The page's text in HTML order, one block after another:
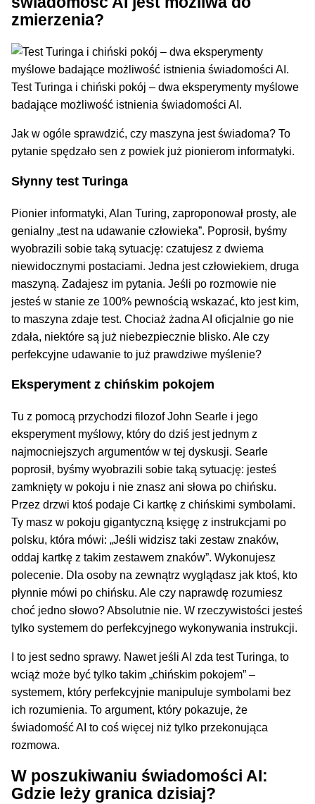
zmierzenia?
Test Turinga i chiński pokój – dwa eksperymenty myślowe
badające możliwość istnienia świadomości AI.
Jak w ogóle sprawdzić, czy maszyna jest świadoma? To
pytanie spędzało sen z powiek już pionierom informatyki.
Słynny test Turinga
Pionier informatyki, Alan Turing, zaproponował prosty, ale
genialny „test na udawanie człowieka”. Poprosił, byśmy
wyobrazili sobie taką sytuację: czatujesz z dwiema
niewidocznymi postaciami. Jedna jest człowiekiem, druga
maszyną. Zadajesz im pytania. Jeśli po rozmowie nie
jesteś w stanie ze 100% pewnością wskazać, kto jest kim,
to maszyna zdaje test. Chociaż żadna AI oficjalnie go nie
zdała, niektóre są już niebezpiecznie blisko. Ale czy
perfekcyjne udawanie to już prawdziwe myślenie?
Eksperyment z chińskim pokojem
Tu z pomocą przychodzi filozof John Searle i jego
eksperyment myślowy, który do dziś jest jednym z
najmocniejszych argumentów w tej dyskusji. Searle
poprosił, byśmy wyobrazili sobie taką sytuację: jesteś
zamknięty w pokoju i nie znasz ani słowa po chińsku.
Przez drzwi ktoś podaje Ci kartkę z chińskimi symbolami.
Ty masz w pokoju gigantyczną księgę z instrukcjami po
polsku, która mówi: „Jeśli widzisz taki zestaw znaków,
oddaj kartkę z takim zestawem znaków”. Wykonujesz
polecenie. Dla osoby na zewnątrz wyglądasz jak ktoś, kto
płynnie mówi po chińsku. Ale czy naprawdę rozumiesz
choć jedno słowo? Absolutnie nie. W rzeczywistości jesteś
tylko systemem do perfekcyjnego wykonywania instrukcji.
I to jest sedno sprawy. Nawet jeśli AI zda test Turinga, to
wciąż może być tylko takim „chińskim pokojem” –
systemem, który perfekcyjnie manipuluje symbolami bez
ich rozumienia. To argument, który pokazuje, że
świadomość AI to coś więcej niż tylko przekonująca
rozmowa.
W poszukiwaniu świadomości AI:
Gdzie leży granica dzisiaj?